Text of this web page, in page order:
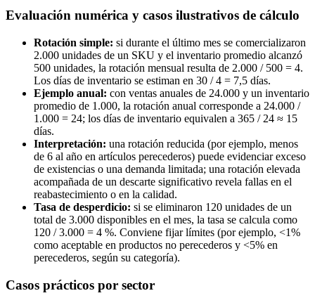
Evaluación numérica y casos ilustrativos de cálculo
Rotación simple: si durante el último mes se comercializaron
2.000 unidades de un SKU y el inventario promedio alcanzó
500 unidades, la rotación mensual resulta de 2.000 / 500 = 4.
Los días de inventario se estiman en 30 / 4 = 7,5 días.
Ejemplo anual: con ventas anuales de 24.000 y un inventario
promedio de 1.000, la rotación anual corresponde a 24.000 /
1.000 = 24; los días de inventario equivalen a 365 / 24 ≈ 15
días.
Interpretación: una rotación reducida (por ejemplo, menos
de 6 al año en artículos perecederos) puede evidenciar exceso
de existencias o una demanda limitada; una rotación elevada
acompañada de un descarte significativo revela fallas en el
reabastecimiento o en la calidad.
Tasa de desperdicio: si se eliminaron 120 unidades de un
total de 3.000 disponibles en el mes, la tasa se calcula como
120 / 3.000 = 4 %. Conviene fijar límites (por ejemplo, <1%
como aceptable en productos no perecederos y <5% en
perecederos, según su categoría).
Casos prácticos por sector